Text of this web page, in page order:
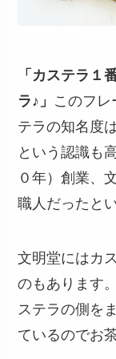
「カステラ
ラ♪」 このフレ
テラの知名度
という認識も
０年）創業、
職人だったと
文明堂にはカ
のもあります
ステラの側を
ているのでお